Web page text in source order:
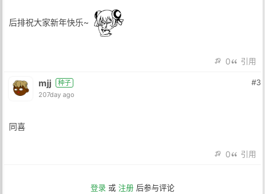
后排祝大家新年快乐~
0 引用
mjj
种子
207day ago
#3
同喜
0 引用
登录 或 注册 后参与评论